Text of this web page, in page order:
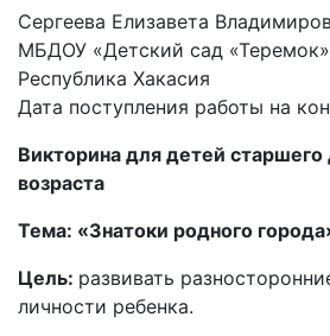
Сергеева Елизавета
МБДОУ «Детский сад «Теремок»
Республика Хакасия
Дата поступления работы на
Викторина для детей
возраста
Тема: «Знатоки родного
Цель: развивать
личности ребенка.